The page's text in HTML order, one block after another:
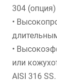
304 (опция)
•
•
или
AISI 316 SS.